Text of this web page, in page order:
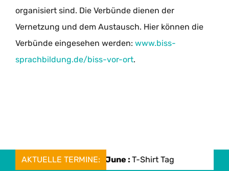
organisiert sind. Die Verbünde dienen der
Vernetzung und dem Austausch. Hier können die
Verbünde eingesehen werden: www.biss-
sprachbildung.de/biss-vor-ort.
AKTUELLE TERMINE:
Mon, 08. June :T-Shirt Tag